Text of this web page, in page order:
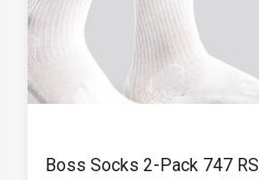
Boss Socks 2-Pack 747 RS